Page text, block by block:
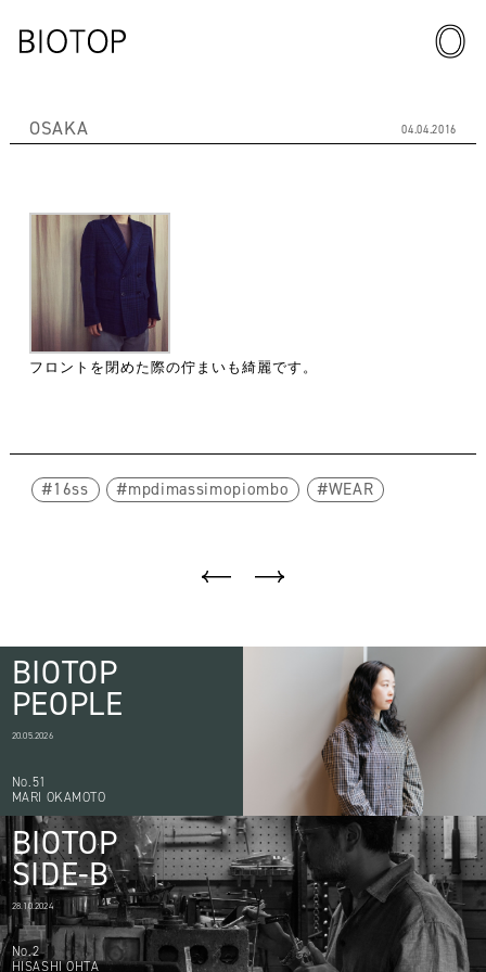
OSAKA 04.04.2016
フロントを閉めた際の佇まいも綺麗です。
16ss mpdimassimopiombo WEAR
BIOTOP
PEOPLE
20.05.2026
No.51
MARI OKAMOTO
BIOTOP
SIDE-B
28.10.2024
No.2
HISASHI OHTA